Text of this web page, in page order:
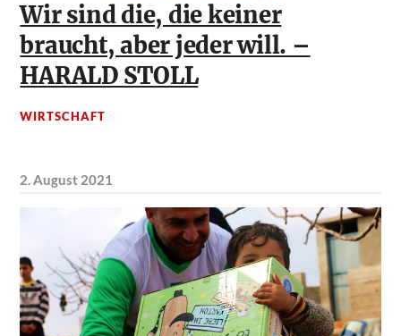
Wir sind die, die keiner
braucht, aber jeder will. –
HARALD STOLL
WIRTSCHAFT
2. August 2021